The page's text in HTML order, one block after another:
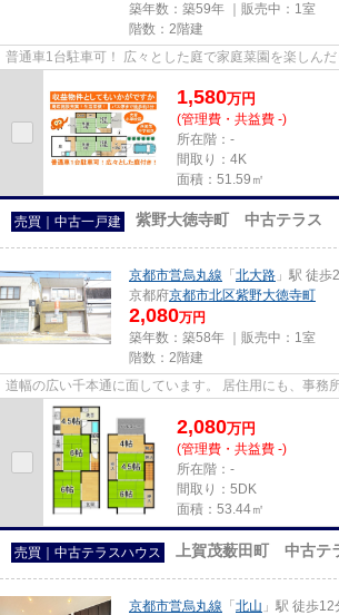
築年数：築59年 ｜販売中： 1室
階数：2階建
普通車1台駐車可！ 広々とした庭で家庭菜園を楽しん
1,580万円
(管理費・共益費 -)
所在階：-
間取り：4K
面積：51.59㎡
売買｜中古一戸建 紫野大徳寺町 中古テラス
京都市営烏丸線 「 北大路 」駅 徒歩
京都府京都市北区紫野大徳寺町
2,080万円
築年数：築58年 ｜販売中： 1室
階数：2階建
道幅の広い千本通に面しています。 居住用にも、事務
2,080万円
(管理費・共益費 -)
所在階：-
間取り：5DK
面積：53.44㎡
売買｜中古テラスハウス 上賀茂薮田町 中古テ
京都市営烏丸線 「 北山 」駅 徒歩12